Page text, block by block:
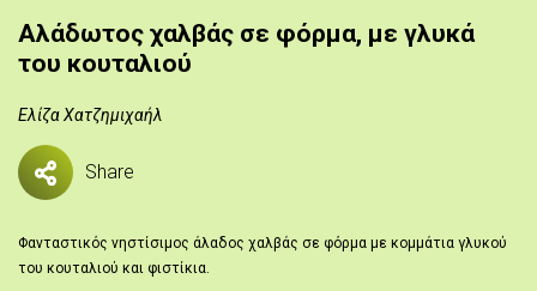
Αλάδωτος χαλβάς σε φόρμα, με γλυκά
του κουταλιού
Ελίζα Χατζημιχαήλ
Share
Φανταστικός νηστίσιμος άλαδος χαλβάς σε φόρμα με κομμάτια γλυκού
του κουταλιού και φιστίκια.